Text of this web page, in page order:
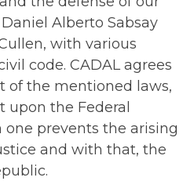
Alberto Sabsay
with various
code. CADAL agrees
of the mentioned laws,
the Federal
one prevents the arising
and with that, the